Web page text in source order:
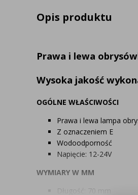
Opis produktu
Prawa i lewa
Wysoka jakość
OGÓLNE WŁAŚCIWOŚCI
Prawa i lewa lampa
Z oznaczeniem E
Wodoodporność
Napięcie: 12-24V
WYMIARY W MM
Długość: 70 mm